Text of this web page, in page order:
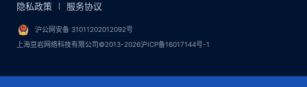
沪公网安备 31011202012092号
上海亘岩网络科技有限公司©2013-2026沪ICP备16017144号-1
隐私政策 服务协议